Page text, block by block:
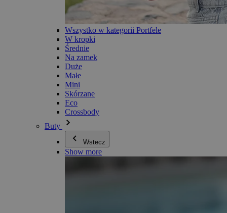
Wszystko w kategorii Portfele
W kropki
Średnie
Na zamek
Duże
Małe
Mini
Skórzane
Eco
Crossbody
Buty
Wstecz
Show more